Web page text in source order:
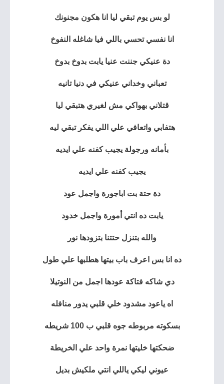
لو بس يوم تبقي ليا انا هكون مجنونك
انا نفسي تحسي باللي فيا شاغله النفوخ
دة عنيكي جننت عنيا يابت بدوخ بدوخ
تعباني وخداني عنيكي في دنيا تانيه
قتلاني بهواكي مش لغيري هتبقي ليا
هتفابي واتعافي علي اللي يفكر تبقي ليه
بأمانه ورجولة يجيب كفنه علي ايديه
يجيب كفنه علي ايديه
دة حتة بت اباجورة واجمل عود
يابت ده انتي أمورة واجمل خدود
والله بتنزل حتتنا بتزودها نور
ده انا بس اعرف باب بيتها هطلبها علي طول
دي شاكه فتاكة عودها اجمل من النوتيلا
اه ياعود مشدود خلي قلبي يدور منافله
بسكوته مربوطه جوه قلبي ب 100 شريطه
ضحكتها خليتها نمرة واحد علي الخريطة
عيوني ليكي ياللي انتي ملكيش بديل